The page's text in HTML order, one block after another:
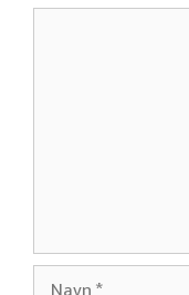
Navn